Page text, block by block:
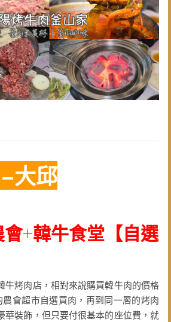
大邱
+韓牛食堂 【自選
牛烤肉店，相對來說購買韓牛肉的價格
會超市自選買肉，再到同一層的烤肉
華裝飾，但只要付很基本的座位費，就